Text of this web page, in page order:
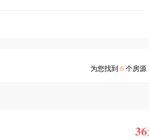
为您找到 6 个房源
36